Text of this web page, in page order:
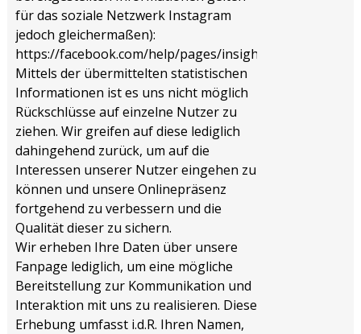
für das soziale Netzwerk Instagram
jedoch gleichermaßen):
https://facebook.com/help/pages/insights
Mittels der übermittelten statistischen
Informationen ist es uns nicht möglich
Rückschlüsse auf einzelne Nutzer zu
ziehen. Wir greifen auf diese lediglich
dahingehend zurück, um auf die
Interessen unserer Nutzer eingehen zu
können und unsere Onlinepräsenz
fortgehend zu verbessern und die
Qualität dieser zu sichern.
Wir erheben Ihre Daten über unsere
Fanpage lediglich, um eine mögliche
Bereitstellung zur Kommunikation und
Interaktion mit uns zu realisieren. Diese
Erhebung umfasst i.d.R. Ihren Namen,